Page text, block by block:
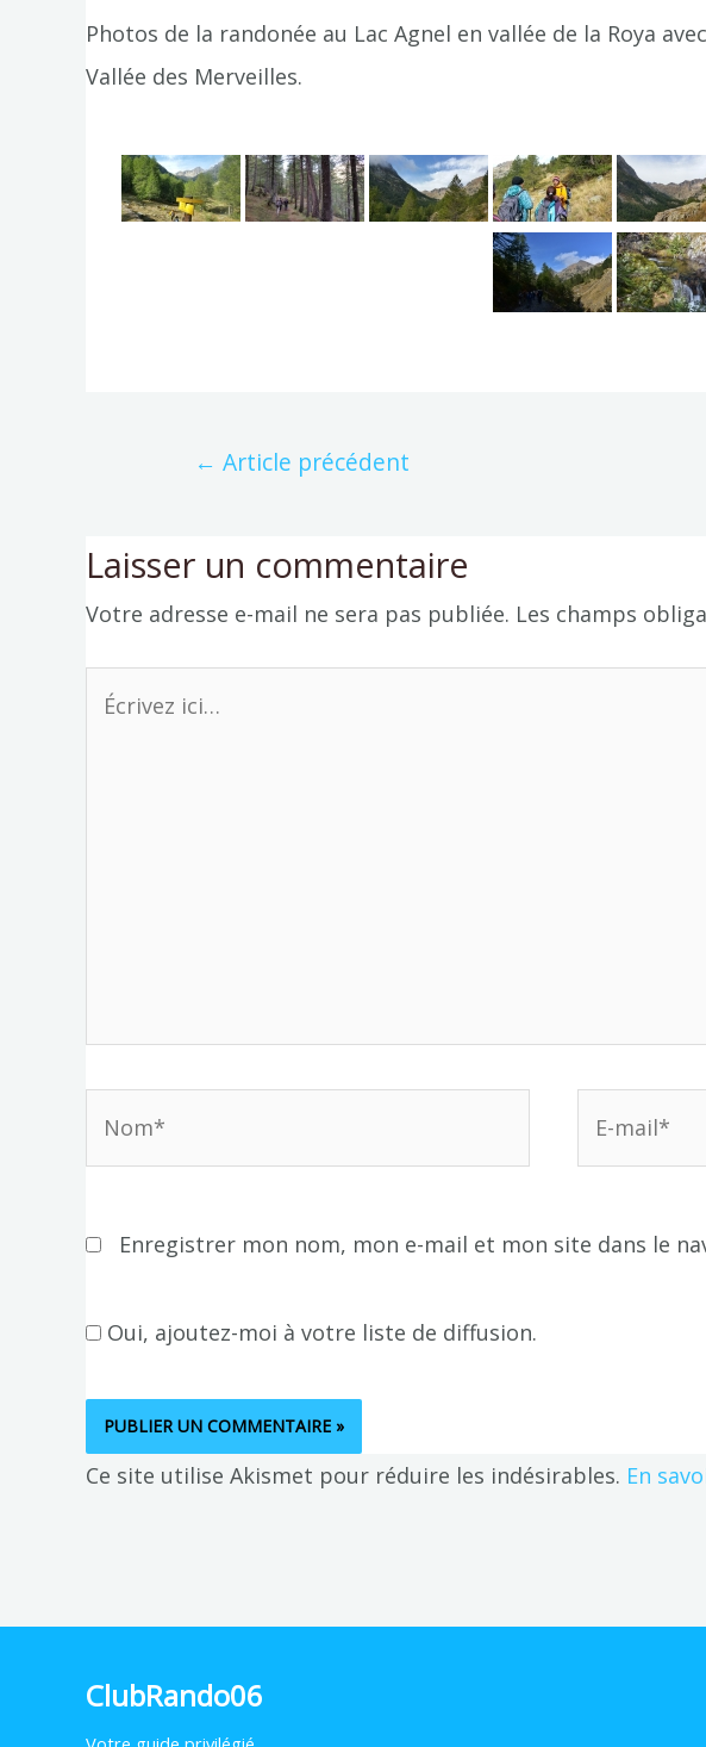
Photos de la randonée au Lac Agnel en vallée de la Roya
Vallée des Merveilles.
← Article précédent
Laisser un commentaire
Votre adresse e-mail ne sera pas publiée. Les champs
Écrivez
Enregistrer mon nom, mon e-mail et mon site dans le
Oui, ajoutez-moi à votre liste de diffusion.
Ce site utilise Akismet pour réduire les indésirables. En
ClubRando06